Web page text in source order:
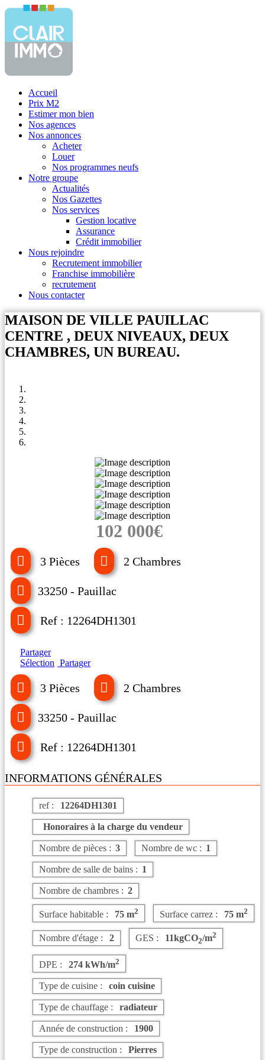
Accueil
Prix M2
Estimer mon bien
Nos agences
Nos annonces
Acheter
Louer
Nos programmes neufs
Notre groupe
Actualités
Nos Gazettes
Nos services
Gestion locative
Assurance
Crédit immobilier
Nous rejoindre
Recrutement immobilier
Franchise immobilière
recrutement
Nous contacter
MAISON DE VILLE PAUILLAC
CENTRE , DEUX NIVEAUX, DEUX
CHAMBRES, UN BUREAU.
102 000€
3 Pièces 2 Chambres
33250 - Pauillac
Ref : 12264DH1301
Partager
Sélection Partager
3 Pièces 2 Chambres
33250 - Pauillac
Ref : 12264DH1301
INFORMATIONS GÉNÉRALES
ref : 12264DH1301
Honoraires à la charge du vendeur
Nombre de pièces : 3 Nombre de wc : 1
Nombre de salle de bains : 1
Nombre de chambres : 2
Surface habitable : 75 m2 Surface carrez : 75 m2
Nombre d'étage : 2 GES : 11kgCO2/m2
DPE : 274 kWh/m2
Type de cuisine : coin cuisine
Type de chauffage : radiateur
Année de construction : 1900
Type de construction : Pierres